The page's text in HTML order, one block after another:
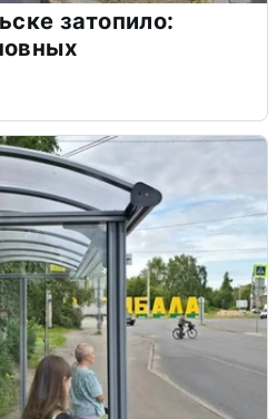
затопило: